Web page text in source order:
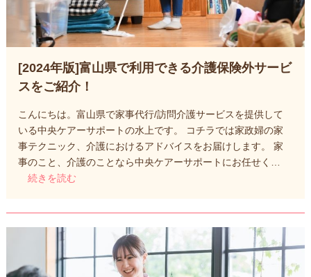
[2024年版]富山県で利用できる介護保険外サービ
スをご紹介！
こんにちは。富山県で家事代行/訪問介護サービスを提供して
いる中央ケアーサポートの水上です。 コチラでは家政婦の家
事テクニック、介護におけるアドバイスをお届けします。 家
事のこと、介護のことなら中央ケアーサポートにお任せく…
続きを読む